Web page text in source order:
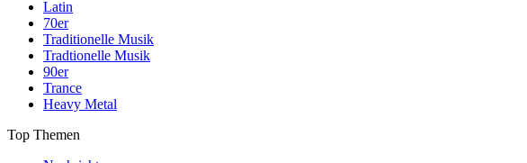
Latin
70er
Traditionelle Musik
Tradtionelle Musik
90er
Trance
Heavy Metal
Top Themen